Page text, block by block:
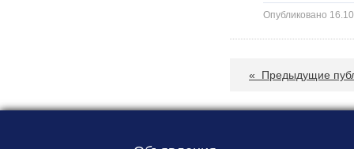
Опубликовано
« Предыдущие